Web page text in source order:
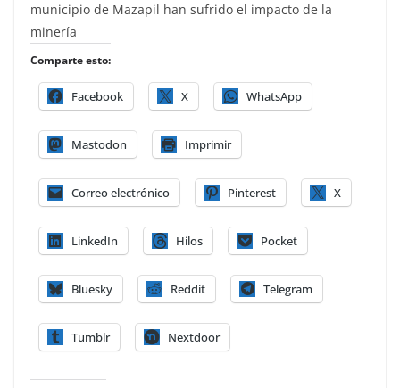
municipio de Mazapil han sufrido el impacto de la
minería
Comparte esto:
Facebook X WhatsApp
Mastodon Imprimir
Correo electrónico Pinterest X
LinkedIn Hilos Pocket
Bluesky Reddit Telegram
Tumblr Nextdoor